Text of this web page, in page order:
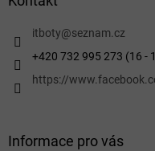
itboty@seznam.cz
+420 732 995 273 (16 -
https://
Informace pro vás